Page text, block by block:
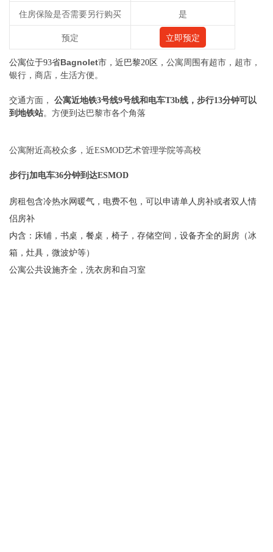
住房保险是否需要另行购买
是
预定
立即预定
公寓位于93省Bagnolet市，近巴黎20区， 公寓周围有超市，超市，
银行，商店，生活方便。
交通方面， 公寓近地铁3号线9号线和电车T3b线，步行13分钟可以
到地铁站。方便到达巴黎市各个角落
公寓附近高校众多，近ESMOD艺术管理学院等高校
步行j加电车36分钟到达ESMOD
房租包含冷热水网暖气，电费不包，可以申请单人房补或者双人情
侣房补
内含：床铺，书桌，餐桌，椅子，存储空间，设备齐全的厨房（冰
箱，灶具，微波炉等）
公寓公共设施齐全，洗衣房和自习室